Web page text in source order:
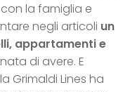
la famiglia e
negli articoli un
appartamenti e
di avere. E
Grimaldi Lines ha